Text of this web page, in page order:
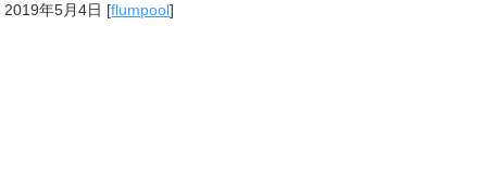
2019年5月4日 [flumpool]